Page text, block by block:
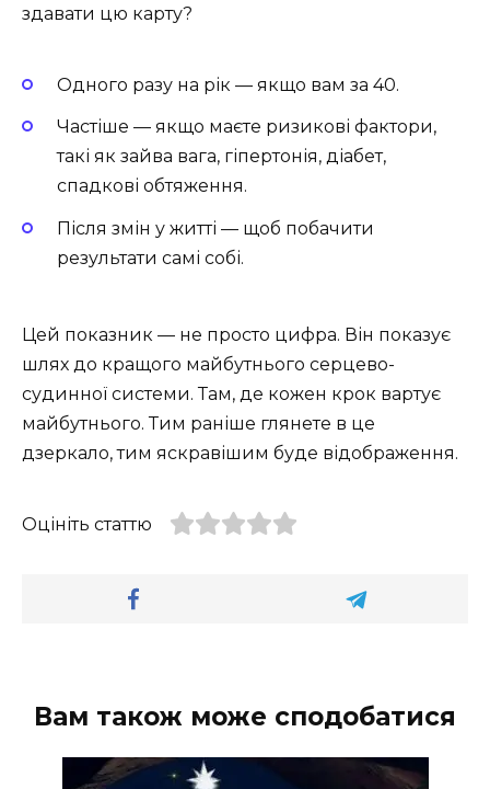
здавати цю карту?
Одного разу на рік — якщо вам за 40.
Частіше — якщо маєте ризикові фактори,
такі як зайва вага, гіпертонія, діабет,
спадкові обтяження.
Після змін у житті — щоб побачити
результати самі собі.
Цей показник — не просто цифра. Він показує
шлях до кращого майбутнього серцево-
судинної системи. Там, де кожен крок вартує
майбутнього. Тим раніше глянете в це
дзеркало, тим яскравішим буде відображення.
Оцініть статтю
Вам також може сподобатися